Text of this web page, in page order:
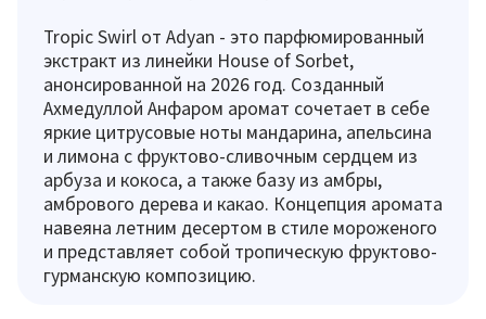
Tropic Swirl от Adyan - это парфюмированный
экстракт из линейки House of Sorbet,
анонсированной на 2026 год. Созданный
Ахмедуллой Анфаром аромат сочетает в себе
яркие цитрусовые ноты мандарина, апельсина
и лимона с фруктово-сливочным сердцем из
арбуза и кокоса, а также базу из амбры,
амбрового дерева и какао. Концепция аромата
навеяна летним десертом в стиле мороженого
и представляет собой тропическую фруктово-
гурманскую композицию.